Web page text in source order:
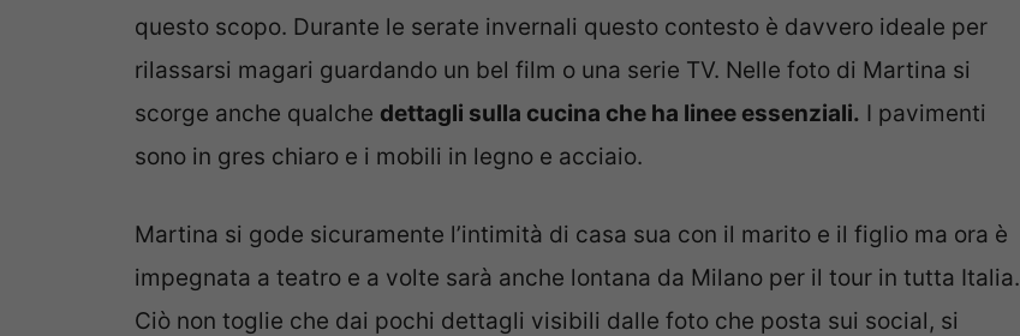
questo scopo. Durante le serate invernali questo contesto è davvero ideale per
rilassarsi magari guardando un bel film o una serie TV. Nelle foto di Martina si
scorge anche qualche dettagli sulla cucina che ha linee essenziali. I pavimenti
sono in gres chiaro e i mobili in legno e acciaio.
Martina si gode sicuramente l’intimità di casa sua con il marito e il figlio ma ora è
impegnata a teatro e a volte sarà anche lontana da Milano per il tour in tutta Italia.
Ciò non toglie che dai pochi dettagli visibili dalle foto che posta sui social, si